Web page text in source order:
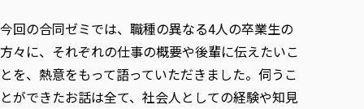
今回の合同ゼミでは、職種の異なる4人の卒業生の
方々に、それぞれの仕事の概要や後輩に伝えたいこ
とを、熱意をもって語っていただきました。伺うこ
とができたお話は全て、社会人としての経験や知見